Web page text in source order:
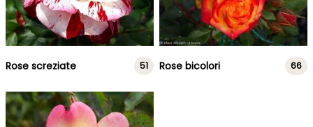
Rose screziate 51 Rose bicolori 66